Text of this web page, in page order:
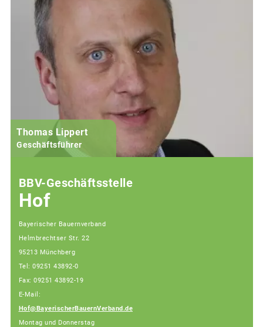
Thomas Lippert
Geschäftsführer
BBV-Geschäftsstelle
Hof
Bayerischer Bauernverband
Helmbrechtser Str. 22
95213 Münchberg
Tel: 09251 43892-0
Fax: 09251 43892-19
E-Mail:
Hof@BayerischerBauernVerband.de
Montag und Donnerstag